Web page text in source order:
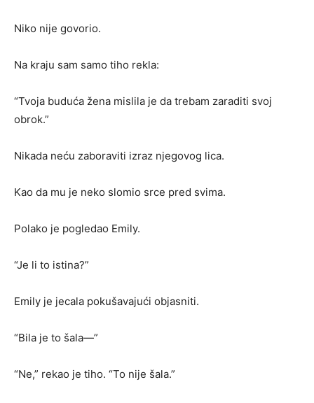
Niko nije govorio.
Na kraju sam samo tiho rekla:
“Tvoja buduća žena mislila je da trebam zaraditi svoj
obrok.”
Nikada neću zaboraviti izraz njegovog lica.
Kao da mu je neko slomio srce pred svima.
Polako je pogledao Emily.
“Je li to istina?”
Emily je jecala pokušavajući objasniti.
“Bila je to šala—”
“Ne,” rekao je tiho. “To nije šala.”